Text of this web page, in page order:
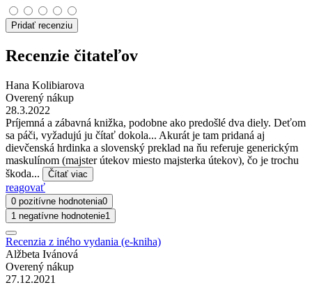
Pridať recenziu
Recenzie čitateľov
Hana Kolibiarova
Overený nákup
28.3.2022
Príjemná a zábavná knižka, podobne ako predošlé dva diely. Deťom
sa páči, vyžadujú ju čítať dokola... Akurát je tam pridaná aj
dievčenská hrdinka a slovenský preklad na ňu referuje generickým
maskulínom (majster útekov miesto majsterka útekov), čo je trochu
škoda...
Čítať viac
reagovať
0 pozitívne hodnotenia0
1 negatívne hodnotenie1
Recenzia z iného vydania (e-kniha)
Alžbeta Ivánová
Overený nákup
27.12.2021